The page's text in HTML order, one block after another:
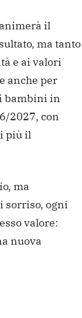
il
ma tanto
e ai valori
anche per
bambini in
2027, con
più il
ma
sorriso, ogni
valore:
nuova